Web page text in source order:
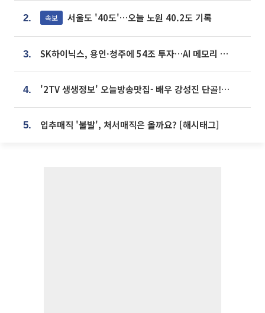
2. 속보 서울도 '40도'…오늘 노원 40.2도 기록
3. SK하이닉스, 용인·청주에 54조 투자…AI 메모리 생산기지 키운다
4. '2TV 생생정보' 오늘방송맛집- 배우 강성진 단골! 쌀국수ㆍ푸팟퐁 커리 맛집 '블○○○'
5. 입추매직 '불발', 처서매직은 올까요? [해시태그]